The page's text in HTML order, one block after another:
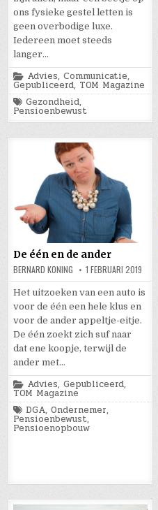
ons fysieke gestel letten is
geen overbodige luxe.
Iedereen moet steeds
langer…
Posted
in
Advies,Communicatie,
Gepubliceerd, TOM Magazine
Tagged
Gezondheid,
Pensioenbewust
De één en de ander
BERNARD KONING 1 FEBRUARI 2019
Het uitzoeken van een auto is
voor de één een hele klus en
voor de ander appeltje-eitje.
De één zoekt zich suf naar
dat ene koopje, terwijl de
ander met…
Posted
in
Advies,Gepubliceerd,
TOM Magazine
Tagged
DGA,Ondernemer,
Pensioenbewust,
Pensioenopbouw